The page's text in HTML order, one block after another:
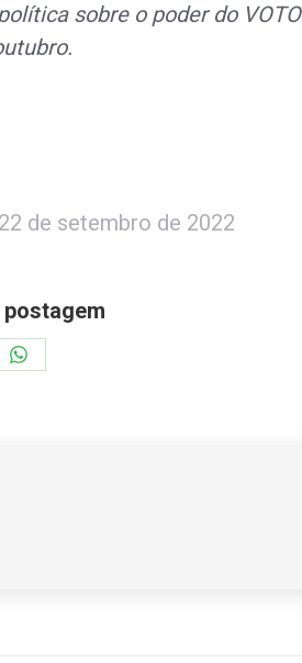
sobre o poder do VOTO
22 de setembro de 2022
Share